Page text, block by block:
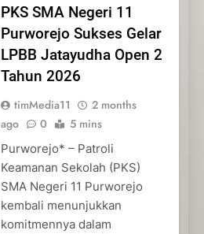
PKS SMA Negeri 11
Purworejo Sukses Gelar
LPBB Jatayudha Open 2
Tahun 2026
timMedia11
2 months
ago
0 5 mins
Purworejo* – Patroli
Keamanan Sekolah (PKS)
SMA Negeri 11 Purworejo
kembali menunjukkan
komitmennya dalam